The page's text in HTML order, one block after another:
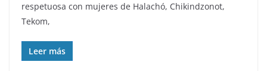
respetuosa con mujeres de Halachó, Chikindzonot,
Tekom,
Leer más